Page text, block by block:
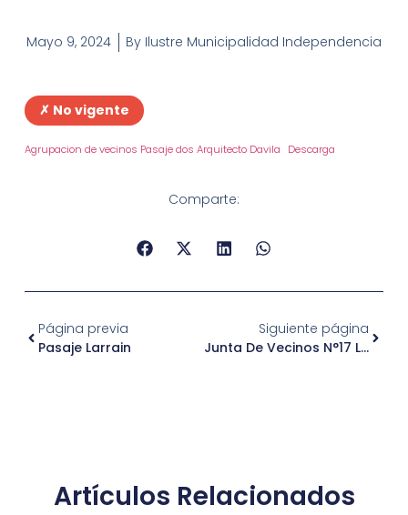
Mayo 9, 2024 By Ilustre Municipalidad Independencia
✗ No vigente
Agrupacion de vecinos Pasaje dos Arquitecto Davila Descarga
Comparte:
Página previa
Pasaje Larrain
Siguiente página
Junta De Vecinos N°17 Lautaro
Artículos Relacionados